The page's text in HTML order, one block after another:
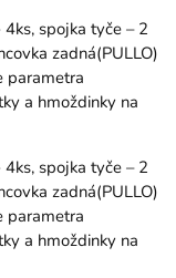
spojka tyče – 2
zadná(PULLO)
parametra
a hmoždinky na
spojka tyče – 2
zadná(PULLO)
parametra
a hmoždinky na